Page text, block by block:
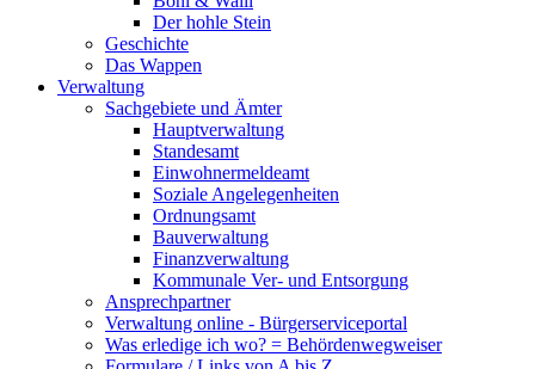
Der hohle Stein
Geschichte
Das Wappen
Verwaltung
Sachgebiete und Ämter
Hauptverwaltung
Standesamt
Einwohnermeldeamt
Soziale Angelegenheiten
Ordnungsamt
Bauverwaltung
Finanzverwaltung
Kommunale Ver- und Entsorgung
Ansprechpartner
Verwaltung online - Bürgerserviceportal
Was erledige ich wo? = Behördenwegweiser